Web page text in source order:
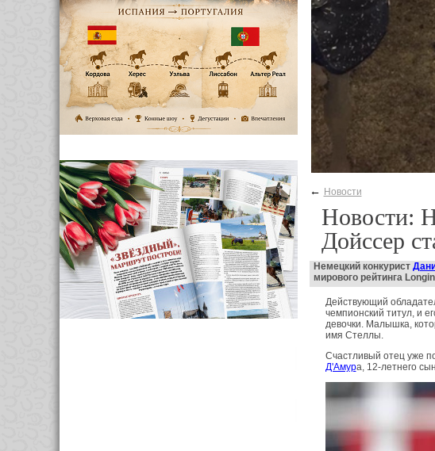
← Новости
Новости:
Дойссер
Немецкий конкурист
мирового рейтинга
Действующий
чемпионский титул, и
девочки. Малышка,
имя Стеллы.
Счастливый отец уже
Д'Амура, 12-летнего